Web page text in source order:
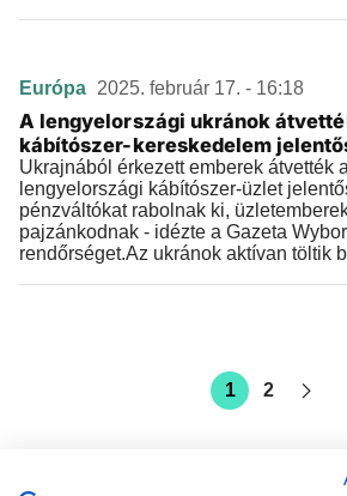
Európa 2025. február 17. - 16:18
A lengyelországi ukránok
kábítószer-kereskedelem
Ukrajnából érkezett emberek átvették
lengyelországi kábítószer-üzlet
pénzváltókat rabolnak ki,
pajzánkodnak - idézte a Gazeta
rendőrséget.Az ukránok aktívan töltik
1 2